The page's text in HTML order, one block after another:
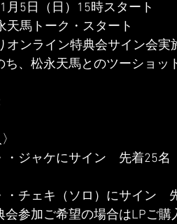
月5日（日）15時スタート
天馬トーク・スタート
オンライン特典会サイン会実
ち、松永天馬とのツーショッ
・ジャケにサイン　先着25名
・チェキ（ソロ）にサイン　
参加ご希望の場合はLPご購